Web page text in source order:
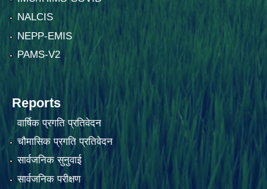
NALCIS
NEPP-EMIS
PAMS-V2
Reports
वार्षिक प्रगति प्रतिवेदन
चौमासिक प्रगति प्रतिवेदन
सार्वजनिक सुनुवाई
सार्वजनिक परीक्षण